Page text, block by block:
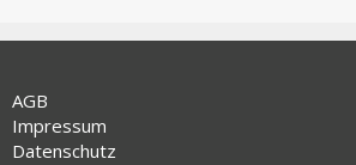
AGB
Impressum
Datenschutz